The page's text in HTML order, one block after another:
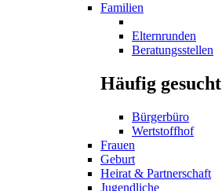
Familien
Elternrunden
Beratungsstellen
Häufig gesucht
Bürgerbüro
Wertstoffhof
Frauen
Geburt
Heirat & Partnerschaft
Jugendliche